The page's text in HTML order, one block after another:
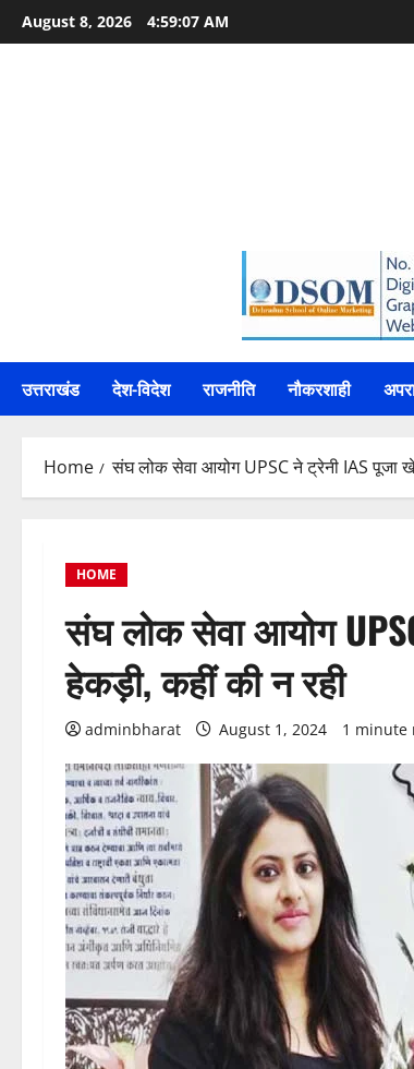
Skip
to
August 8, 2026 4:59:08 AM
उत्तराखंड देश-विदेश राजनीति नौकरशाही
Home संघ लोक सेवा आयोग UPSC ने ट्रेनी IAS पूजा
HOME
संघ लोक सेवा आयोग
हेकड़ी, कहीं की न रही
adminbharat August 1, 2024 1 minute